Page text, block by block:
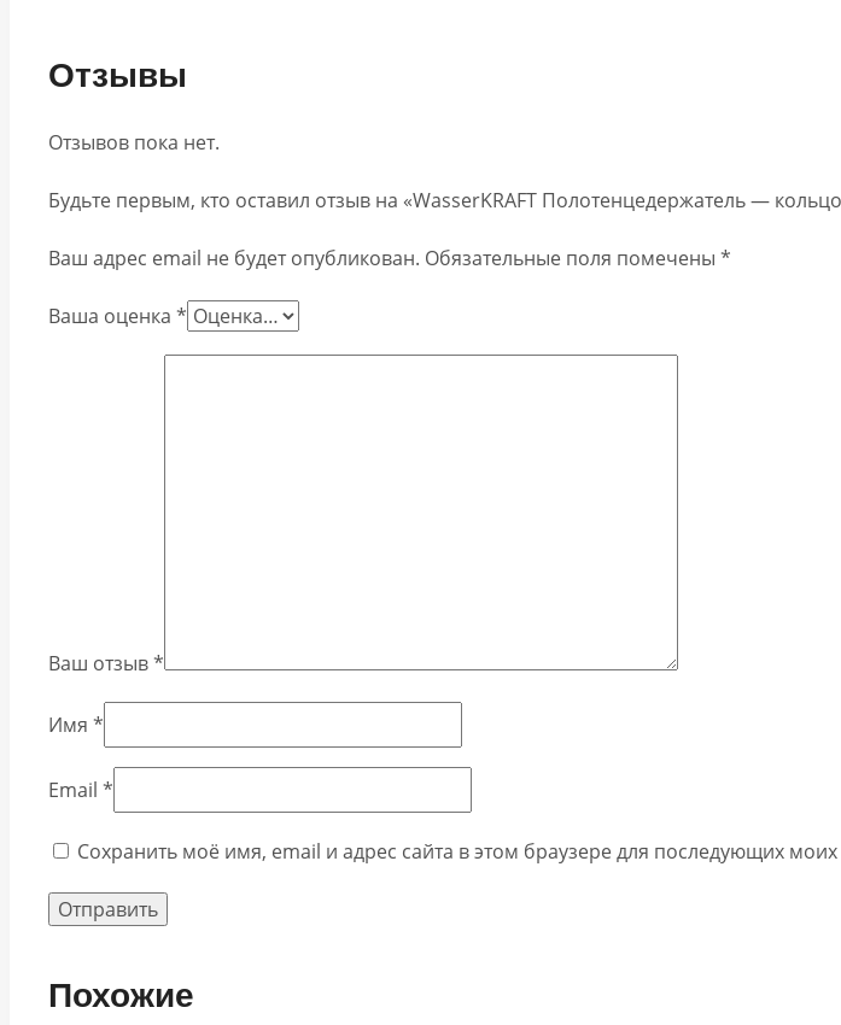
Отзывы
Отзывов пока нет.
Будьте первым, кто оставил отзыв на «WasserKRAFT Полотенцедержатель —
Ваш адрес email не будет опубликован. Обязательные поля помечены *
Ваша оценка *
Ваш отзыв*
Имя *
Email *
Сохранить моё имя, email и адрес сайта в этом браузере для последующих
Похожие